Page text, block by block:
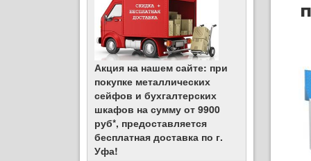
Акция на нашем сайте: при
покупке металлических
сейфов и бухгалтерских
шкафов на сумму от 9900
руб*, предоставляется
бесплатная доставка по г.
Уфа!